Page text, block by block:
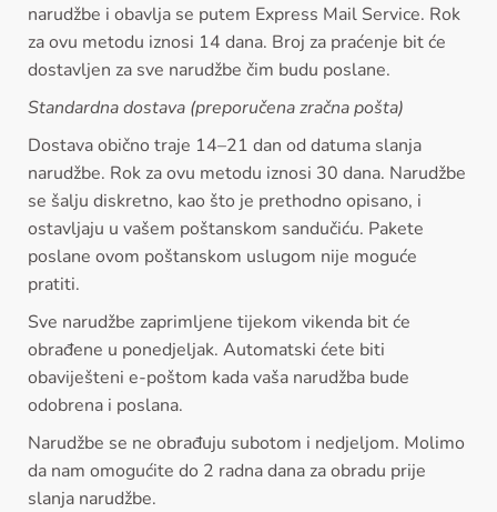
narudžbe i obavlja se putem Express Mail Service. Rok
za ovu metodu iznosi 14 dana. Broj za praćenje bit će
dostavljen za sve narudžbe čim budu poslane.
Standardna dostava (preporučena zračna pošta)
Dostava obično traje 14–21 dan od datuma slanja
narudžbe. Rok za ovu metodu iznosi 30 dana. Narudžbe
se šalju diskretno, kao što je prethodno opisano, i
ostavljaju u vašem poštanskom sandučiću. Pakete
poslane ovom poštanskom uslugom nije moguće
pratiti.
Sve narudžbe zaprimljene tijekom vikenda bit će
obrađene u ponedjeljak. Automatski ćete biti
obaviješteni e-poštom kada vaša narudžba bude
odobrena i poslana.
Narudžbe se ne obrađuju subotom i nedjeljom. Molimo
da nam omogućite do 2 radna dana za obradu prije
slanja narudžbe.